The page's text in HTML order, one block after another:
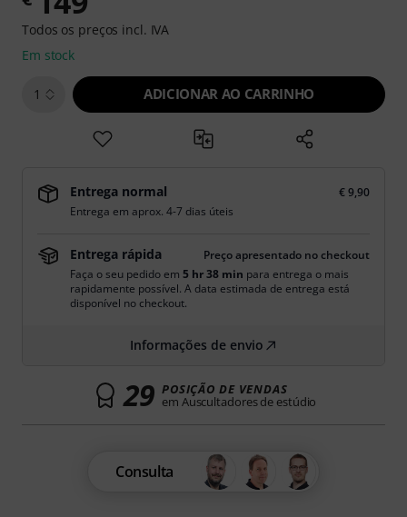
Todos os preços incl. IVA
Em stock
1 ADICIONAR AO CARRINHO
Entrega normal
€ 9,90
Entrega em aprox. 4-7 dias úteis
Entrega rápida
Preço apresentado no checkout
Faça o seu pedido em 5 hr 37 min para entrega o mais
rapidamente possível. A data estimada de entrega está
disponível no checkout.
Informações de envio
29 POSIÇÃO DE VENDAS
em Auscultadores de estúdio
Consulta